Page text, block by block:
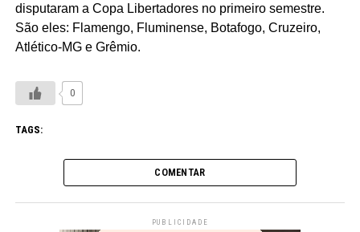
disputaram a Copa Libertadores no primeiro semestre.
São eles: Flamengo, Fluminense, Botafogo, Cruzeiro,
Atlético-MG e Grêmio.
0
TAGS:
COMENTAR
PUBLICIDADE